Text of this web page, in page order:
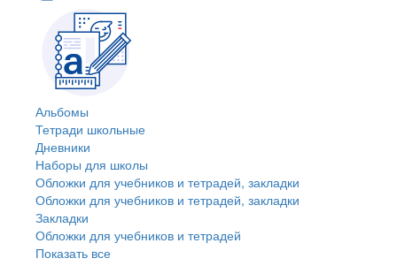
Альбомы
Тетради школьные
Дневники
Наборы для школы
Обложки для учебников и тетрадей, закладки
Обложки для учебников и тетрадей, закладки
Закладки
Обложки для учебников и тетрадей
Показать все